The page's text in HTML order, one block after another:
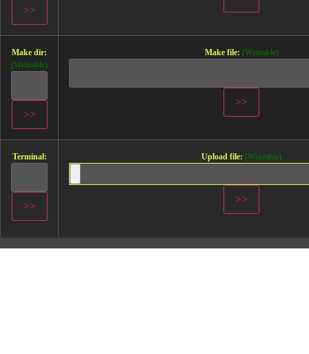
Make dir:
(Writeable)
Make file: (Writeable)
Terminal: Upload file: (Writeable)